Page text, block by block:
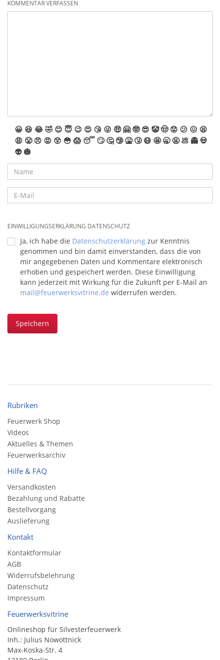
KOMMENTAR VERFASSEN
😀 😆 😂🤣 😊 😇 😉 😍 😘 😜 🤑 🤗 🤓 😎 🤡🤠 😟 😕 😖 😫
😩 😤 😠 😡 😲 😳 😱 😴 🙄 🤔 🤥 🤮 🤧 😷 🤩 🥱 🤬 💩 👻 💀
👽 🎃
EINWILLIGUNGSERKLÄRUNG DATENSCHUTZ
Ja, ich habe die Datenschutzerklärung zur Kenntnis
genommen und bin damit einverstanden, dass die von
mir angegebenen Daten und Kommentare elektronisch
erhoben und gespeichert werden. Diese Einwilligung
kann jederzeit mit Wirkung für die Zukunft per E-Mail an
mail@feuerwerksvitrine.de widerrufen werden.
Speichern
Rubriken
Feuerwerk Shop
Videos
Aktuelles & Themen
Feuerwerksarchiv
Hilfe & FAQ
Versandkosten
Bezahlung und Rabatte
Bestellvorgang
Auslieferung
Kontakt
Kontaktformular
AGB
Widerrufsbelehrung
Datenschutz
Impressum
Feuerwerksvitrine
Onlineshop für Silvesterfeuerwerk
Inh.: Julius Nowottnick
Max-Koska-Str. 4